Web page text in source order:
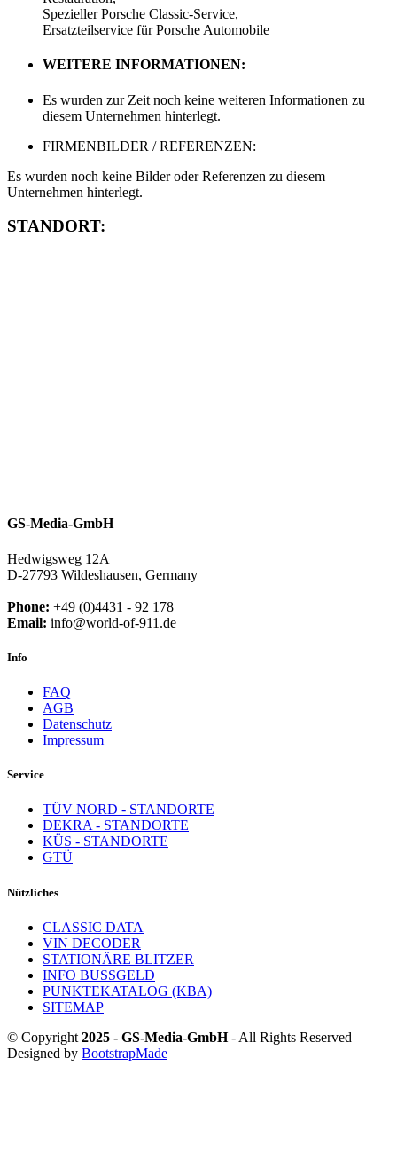
Spezieller Porsche Classic-Service,
Ersatzteilservice für Porsche Automobile
WEITERE INFORMATIONEN:
Es wurden zur Zeit noch keine weiteren Informationen zu
diesem Unternehmen hinterlegt.
FIRMENBILDER / REFERENZEN:
Es wurden noch keine Bilder oder Referenzen zu diesem
Unternehmen hinterlegt.
STANDORT:
GS-Media-GmbH
Hedwigsweg 12A
D-27793 Wildeshausen, Germany
Phone: +49 (0)4431 - 92 178
Email: info@world-of-911.de
Info
FAQ
AGB
Datenschutz
Impressum
Service
TÜV NORD - STANDORTE
DEKRA - STANDORTE
KÜS - STANDORTE
GTÜ
Nützliches
CLASSIC DATA
VIN DECODER
STATIONÄRE BLITZER
INFO BUSSGELD
PUNKTEKATALOG (KBA)
SITEMAP
© Copyright 2025 - GS-Media-GmbH- All Rights Reserved
Designed by BootstrapMade